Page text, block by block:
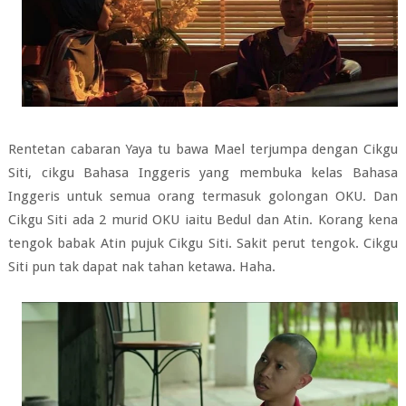
Rentetan cabaran Yaya tu bawa Mael terjumpa dengan Cikgu
Siti, cikgu Bahasa Inggeris yang membuka kelas Bahasa
Inggeris untuk semua orang termasuk golongan OKU. Dan
Cikgu Siti ada 2 murid OKU iaitu Bedul dan Atin. Korang kena
tengok babak Atin pujuk Cikgu Siti. Sakit perut tengok. Cikgu
Siti pun tak dapat nak tahan ketawa. Haha.